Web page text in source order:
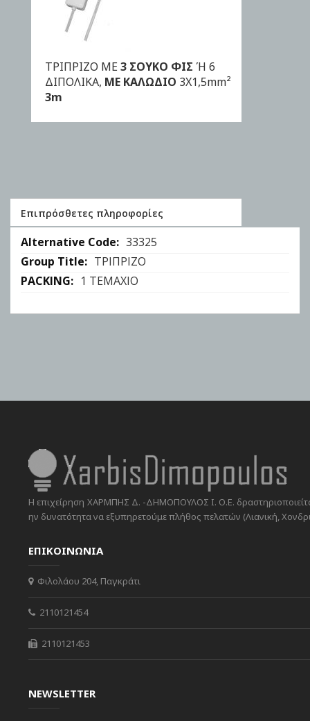
ΤΡΙΠΡΙΖΟ ΜΕ 3 ΣΟΥΚΟ ΦΙΣ Ή 6
ΔΙΠΟΛΙΚΑ, ΜΕ ΚΑΛΩΔΙΟ 3Χ1,5mm²
3m
ΑΓΟΡΑ
Επιπρόσθετες πληροφορίες
Επιπρόσθετες
πληροφορίες
33325
ΤΡΙΠΡΙΖΟ
1 ΤΕΜΑΧΙΟ
Η επιχείρηση ΧΑΡΜΠΗΣ Δ. -ΔΗΜΟΠΟΥΛΟΣ Ι. Ο.Ε.
ην δυνατότητα να εξυπηρετούμε πλήθος πελατών (Λιανική,
ΕΠΙΚΟΙΝΩΝΙΑ
Φιλολάου 204, Παγκράτι
2110121454
2110121453
NEWSLETTER